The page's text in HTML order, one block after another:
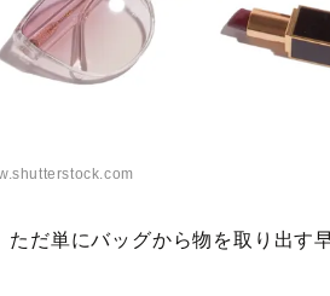
ただ単にバッグから物を取り出す